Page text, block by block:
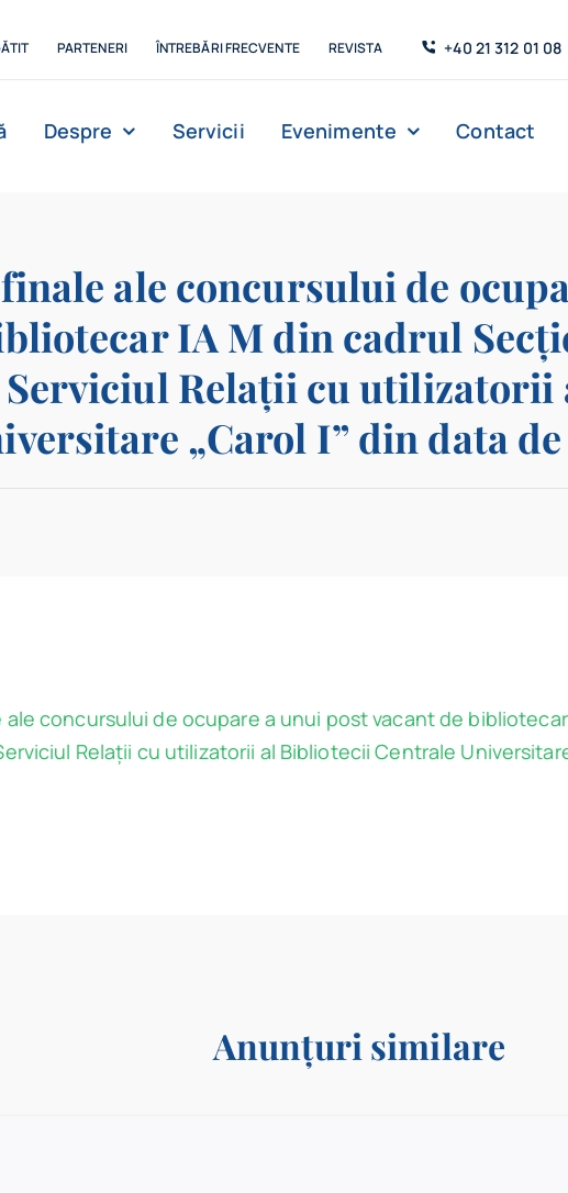
PARTENERI ÎNTREBĂRI FRECVENTE REVISTA +40 21 312 01 08
Despre Servicii Evenimente Contact
ale concursului de
IA M din cadrul
Serviciul Relații cu
„Carol I” din data
concursului de ocupare a unui post vacant de
Relații cu utilizatorii al Bibliotecii Centrale
Anunțuri similare